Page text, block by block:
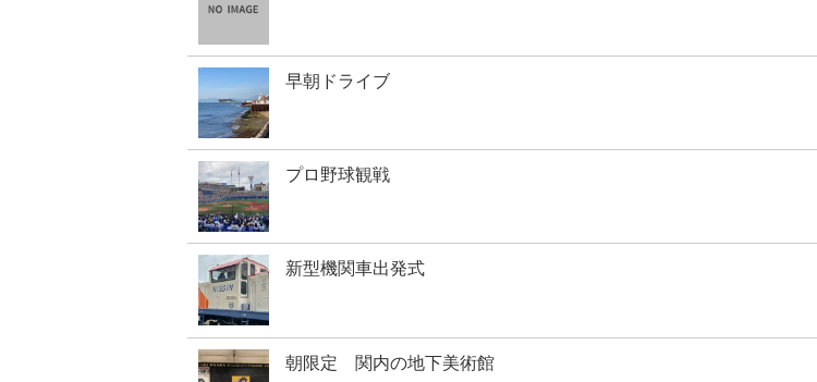
早朝ドライブ
プロ野球観戦
新型機関車出発式
朝限定 関内の地下美術館